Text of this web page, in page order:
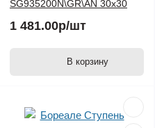
SG935200N\GR\AN 30х30
1 481.00р/шт
В корзину